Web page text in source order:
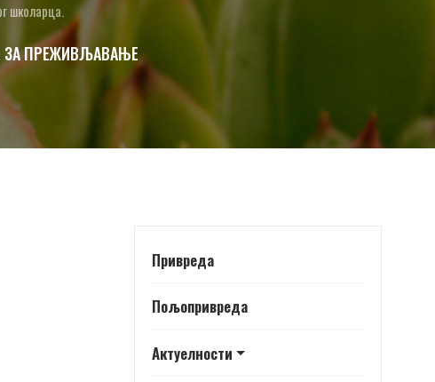
школарца.
ЗА ПРЕЖИВЉАВАЊЕ
Привреда
Пољопривреда
Актуелности